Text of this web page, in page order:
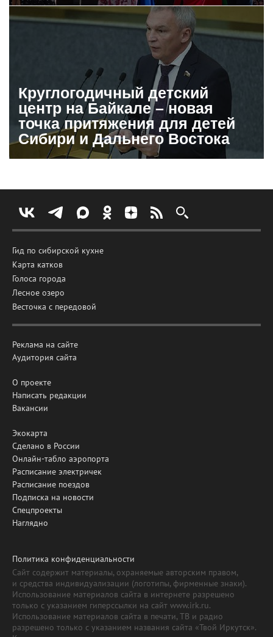
Круглогодичный детский
центр на Байкале – новая
точка притяжения для детей
Сибири и Дальнего Востока
Гид по сибирской кухне
Карта катков
Голоса города
Лесное озеро
Весточка с передовой
Реклама на сайте
Аудитория сайта
О проекте
Написать редакции
Вакансии
Экокарта
Сделано в России
Онлайн-табло аэропорта
Расписание электричек
Расписание поездов
Подписка на новости
Спецпроекты
Наглядно
Политика конфиденциальности
Сайт содержит материалы, охраняемые авторским правом,
и средства индивидуализации (логотипы, фирменные знаки).
Использование материалов сайта в интернете разрешено
только с указанием гиперссылки на сайт www.irk.ru.
Использование материалов сайта в печати, ТВ и радио
разрешено только с указанием названия сайта «Твой Иркутск».